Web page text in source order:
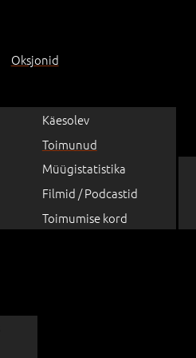
Oksjonid
Käesolev
Toimunud
Müügistatistika
Filmid / Podcastid
Toimumise kord